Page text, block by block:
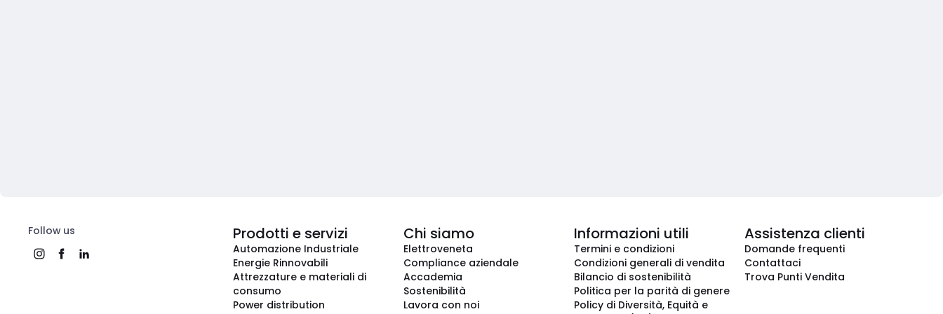
Follow us Prodotti e servizi
Automazione Industriale
Energie Rinnovabili
Attrezzature e materiali di
consumo
Power distribution
Chi siamo
Elettroveneta
Compliance aziendale
Accademia
Sostenibilità
Lavora con noi
Informazioni utili
Termini e condizioni
Condizioni generali di vendita
Bilancio di sostenibilità
Politica per la parità di genere
Policy di Diversità, Equità e
Assistenza clienti
Domande frequenti
Contattaci
Trova Punti Vendita